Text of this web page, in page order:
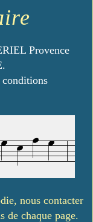
Provence
nous contacter
de chaque page.